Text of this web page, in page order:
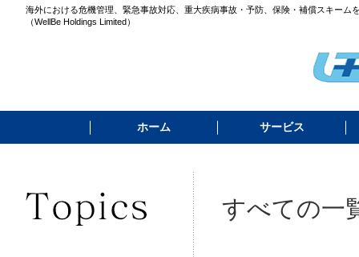
海外における危機管理、緊急事故対応、重大疾病事故・予防、保険・補償スキーム
（WellBe Holdings Limited）
ホーム サービス
すべての一